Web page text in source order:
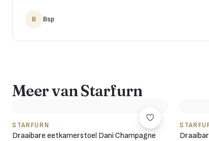
B Bsp
Meer van Starfurn
STARFURN
Draaibare eetkamerstoel Dani Champagne